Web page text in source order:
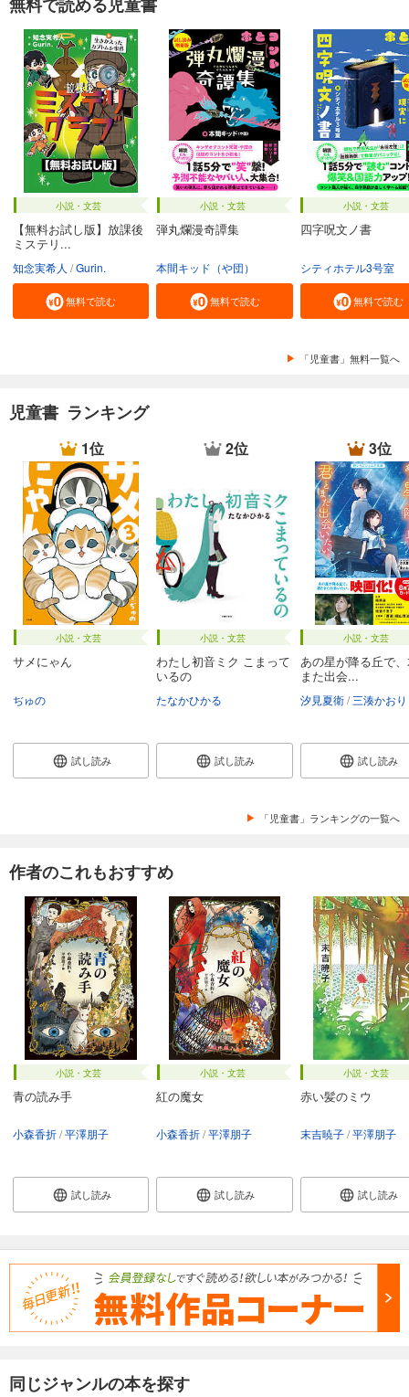
小説・文芸
【無料お試し版】放課後
ミステリ...
知念実希人 Gurin.
無料で読む
小説・文芸
弾丸爛漫奇譚集
本間キッド（や団）
無料で読む
小説・文芸
四字呪文ノ書
シティホテル3号室
無料で読む
「児童書」無料一覧へ
児童書 ランキング
1位
小説・文芸
サメにゃん
ぢゅの
試し読み
2位
小説・文芸
わたし初音ミク こまって
いるの
たなかひかる
試し読み
3位
小説・文芸
あの星が降る丘で
また出会...
汐見夏衛 三湊かおり
試し読み
「児童書」ランキングの一覧へ
作者のこれもおすすめ
小説・文芸
青の読み手
小森香折 平澤朋子
試し読み
小説・文芸
紅の魔女
小森香折 平澤朋子
試し読み
小説・文芸
赤い髪のミウ
末吉暁子 平澤朋子
試し読み
同じジャンルの本を探す